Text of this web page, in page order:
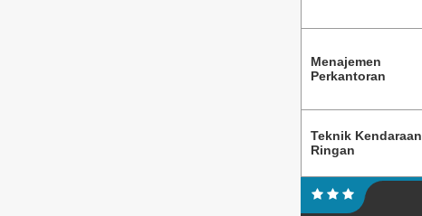
Menajemen
Perkantoran
Teknik Kendaraan
Ringan